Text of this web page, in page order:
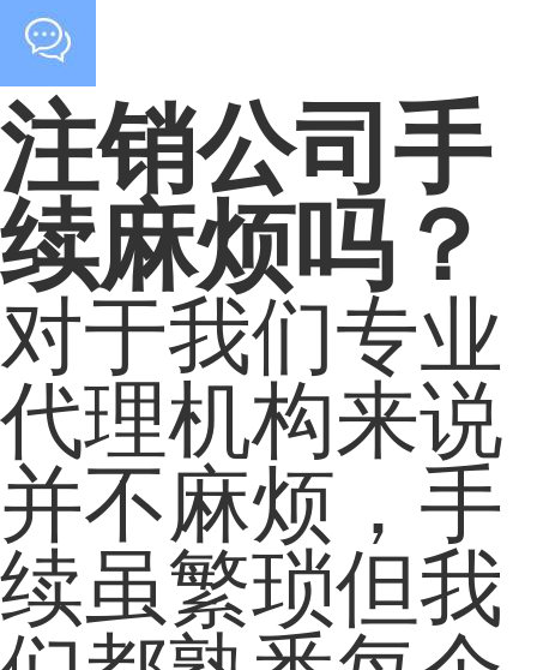
注销公司手
续麻烦吗？
对于我们专业
代理机构来说
并不麻烦，手
续虽繁琐但我